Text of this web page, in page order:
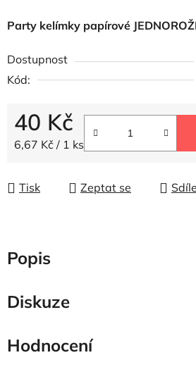
Party kelímky papírové
Dostupnost
Kód:
40 Kč
Měrná cena:
6,67 Kč / 1 ks
Tisk Zeptat se
Popis
Diskuze
Hodnocení